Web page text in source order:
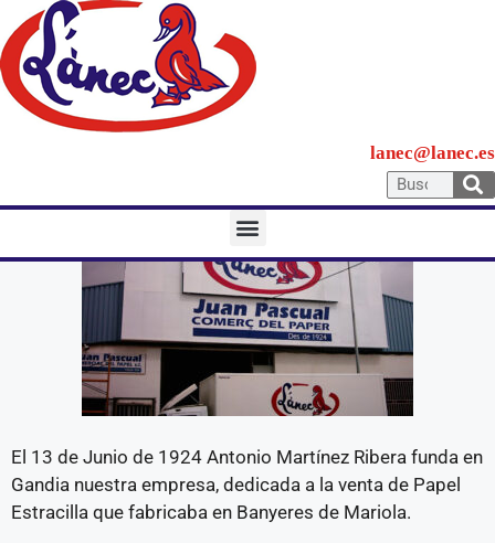
lanec@lanec.es
El 13 de Junio de 1924 Antonio Martínez Ribera funda en
Gandia nuestra empresa, dedicada a la venta de Papel
Estracilla que fabricaba en Banyeres de Mariola.